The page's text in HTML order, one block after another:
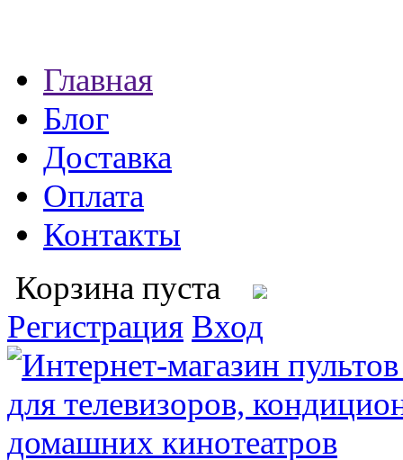
Главная
Блог
Доставка
Оплата
Контакты
Корзина пуста
Регистрация Вход